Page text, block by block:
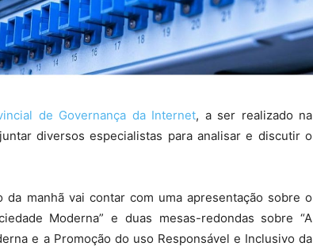
de Governança da Internet, a ser realizado na
diversos especialistas para analisar e discutir o
manhã vai contar com uma apresentação sobre o
Moderna” e duas mesas-redondas sobre “A
e a Promoção do uso Responsável e Inclusivo da